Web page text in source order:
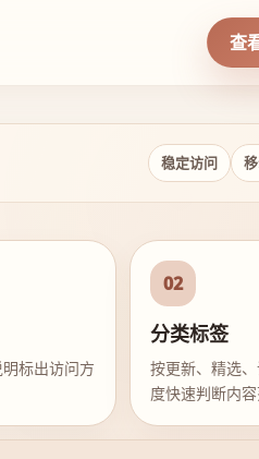
查
稳定访问
标出访问方
02
分类标签
按更新、精选
度快速判断内容